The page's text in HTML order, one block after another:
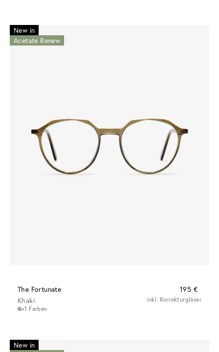
New in
Acetate Renew
The Fortunate
195 €
Khaki
+1 Farben
inkl. Korrekturgläser
New in